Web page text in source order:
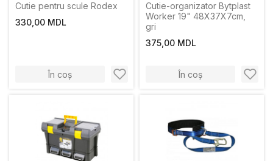
Cutie pentru scule Rodex
330,00 MDL
În coș
Cutie-organizator Bytplast
Worker 19" 48X37X7cm,
gri
375,00 MDL
În coș